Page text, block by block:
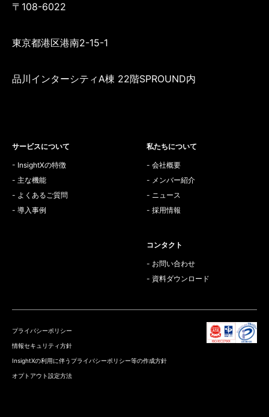
〒108-6022
東京都港区港南2-15-1
品川インターシティA棟 22階SPROUND内
サービスについて
- InsightXの特徴
- 主な機能
- よくあるご質問
- 導入事例
私たちについて
- 会社概要
- メンバー紹介
- ニュース
- 採用情報
コンタクト
- お問い合わせ
- 資料ダウンロード
プライバシーポリシー
情報セキュリティ方針
InsightXの利用に伴うプライバシーポリシー等の作成方針
オプトアウト設定方法